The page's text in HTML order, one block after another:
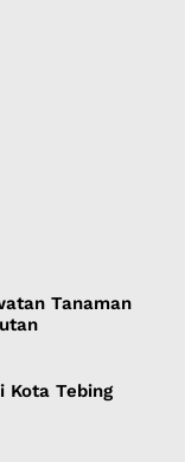
Tanaman
Kota Tebing